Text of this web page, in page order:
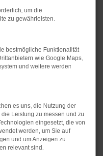
Stiglmayr – Ihre erste
Fahrzeuge für
renommiertes
herausragende
die höchste
erfüllen. Wir sind
Partner, wenn es um
Sie mehr über
und warum Autohaus
für Škoda-Liebhaber ist.
um die
zu gewährleisten.
bestmögliche Funktionalität
wie Google Maps,
und weitere werden
es uns, die Nutzung der
Leistung zu messen und zu
eingesetzt, die von
werden, um Sie auf
und um Anzeigen zu
relevant sind.